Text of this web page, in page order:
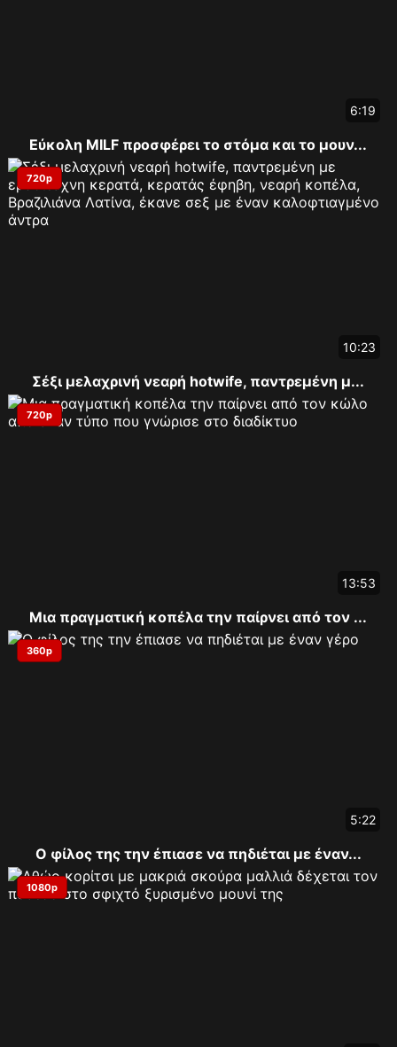
6:19
Εύκολη MILF προσφέρει το στόμα και το μουν...
720p
10:23
Σέξι μελαχρινή νεαρή hotwife, παντρεμένη μ...
720p
13:53
Μια πραγματική κοπέλα την παίρνει από τον ...
360p
5:22
Ο φίλος της την έπιασε να πηδιέται με έναν...
1080p